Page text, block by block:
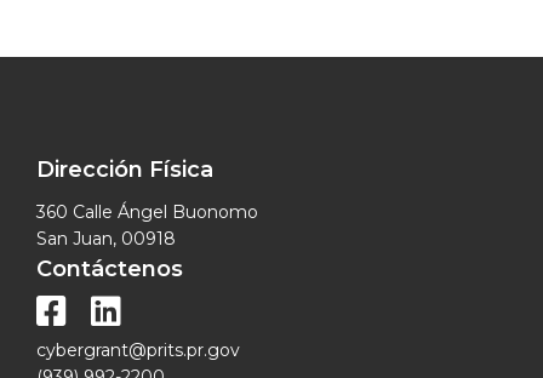
Dirección Física
360 Calle Ángel Buonomo
San Juan, 00918
Contáctenos
 
cybergrant@prits.pr.gov